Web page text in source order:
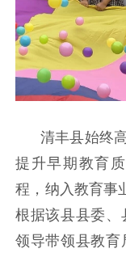
清丰县始终
提升早期教育
程，纳入教育事
根据该县县委
领导带领县教